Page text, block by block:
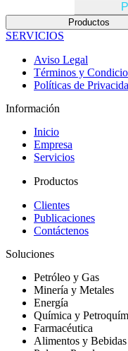
Productos
SERVICIOS
Aviso Legal
Términos y
Políticas de
Información
Inicio
Empresa
Servicios
Productos
Clientes
Publicaciones
Contáctenos
Soluciones
Petróleo y Gas
Minería y Metales
Energía
Química y
Farmacéutica
Alimentos y Bebidas